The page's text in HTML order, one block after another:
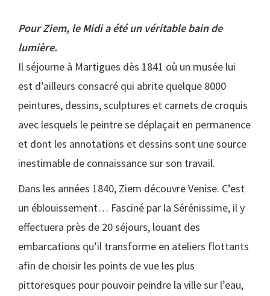
Pour Ziem, le Midi a été un véritable bain de
lumière.
Il séjourne à Martigues dès 1841 où un musée lui
est d’ailleurs consacré qui abrite quelque 8000
peintures, dessins, sculptures et carnets de croquis
avec lesquels le peintre se déplaçait en permanence
et dont les annotations et dessins sont une source
inestimable de connaissance sur son travail.
Dans les années 1840, Ziem découvre Venise. C’est
un éblouissement… Fasciné par la Sérénissime, il y
effectuera près de 20 séjours, louant des
embarcations qu’il transforme en ateliers flottants
afin de choisir les points de vue les plus
pittoresques pour pouvoir peindre la ville sur l’eau,